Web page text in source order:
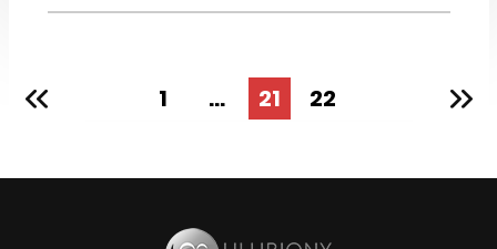
1 ... 21 22